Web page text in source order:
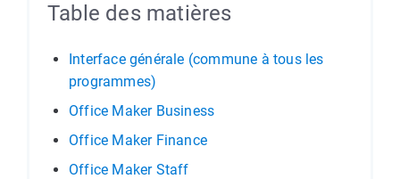
Table des matières
Interface générale (commune à tous les
programmes)
Office Maker Business
Office Maker Finance
Office Maker Staff